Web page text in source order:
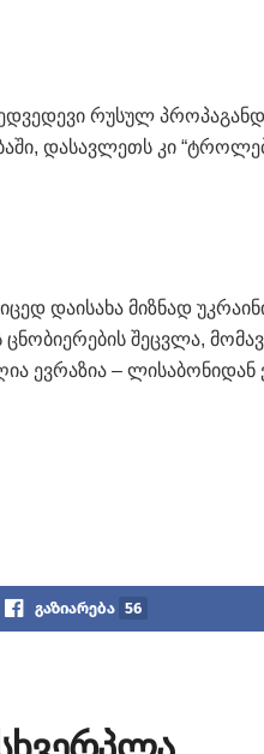
რუსულ
დასავლეთს კი
დაისახა მიზნად
ცნობიერების შეცვლა,
ევრაზია –
გაზიარება 56